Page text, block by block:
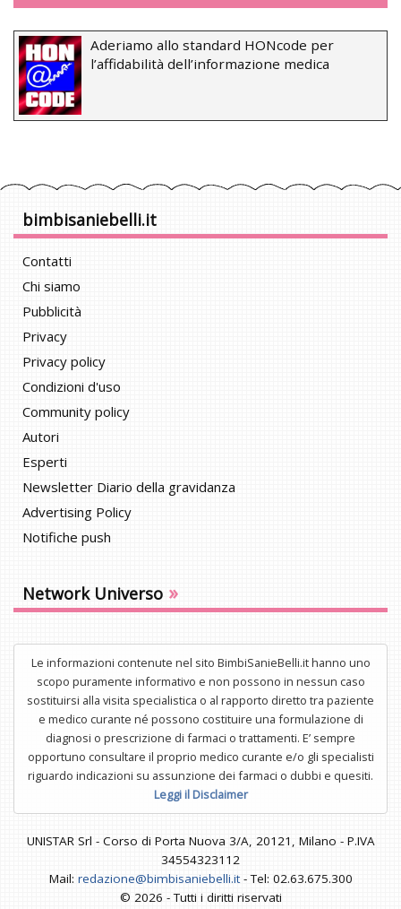
Aderiamo allo standard HONcode per
l’affidabilità dell’informazione medica
bimbisaniebelli.it
Contatti
Chi siamo
Pubblicità
Privacy
Privacy policy
Condizioni d'uso
Community policy
Autori
Esperti
Newsletter Diario della gravidanza
Advertising Policy
Notifiche push
Network Universo »
Le informazioni contenute nel sito BimbiSanieBelli.it hanno uno
scopo puramente informativo e non possono in nessun caso
sostituirsi alla visita specialistica o al rapporto diretto tra paziente
e medico curante né possono costituire una formulazione di
diagnosi o prescrizione di farmaci o trattamenti. E’ sempre
opportuno consultare il proprio medico curante e/o gli specialisti
riguardo indicazioni su assunzione dei farmaci o dubbi e quesiti.
Leggi il Disclaimer
UNISTAR Srl - Corso di Porta Nuova 3/A, 20121, Milano - P.IVA
34554323112
Mail: redazione@bimbisaniebelli.it- Tel: 02.63.675.300
© 2026 - Tutti i diritti riservati